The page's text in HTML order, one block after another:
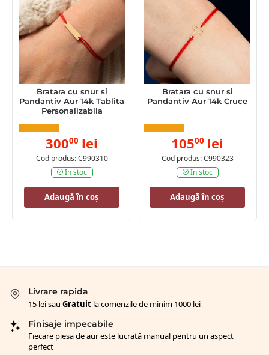
Bratara cu snur si
Pandantiv Aur 14k Tablita
Personalizabila
30000 lei
Cod produs: C990310
In stoc
Adaugă în coș
Bratara cu snur si
Pandantiv Aur 14k Cruce
10500 lei
Cod produs: C990323
In stoc
Adaugă în coș
Livrare rapida
15 lei sau Gratuit la comenzile de minim 1000 lei
Finisaje impecabile
Fiecare piesa de aur este lucrată manual pentru un aspect
perfect